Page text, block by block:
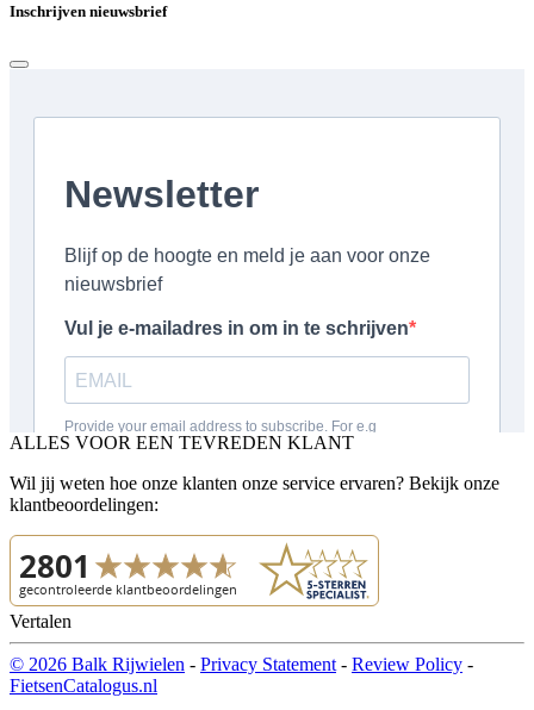
Inschrijven nieuwsbrief
ALLES VOOR EEN TEVREDEN KLANT
Wil jij weten hoe onze klanten onze service ervaren? Bekijk onze
klantbeoordelingen:
Vertalen
© 2026 Balk Rijwielen - Privacy Statement - Review Policy -
FietsenCatalogus.nl